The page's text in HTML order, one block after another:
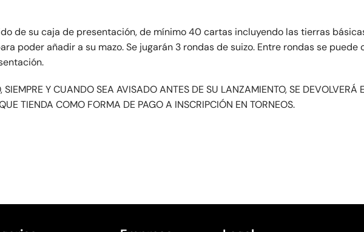
de su caja de presentación, de mínimo 40 cartas incluyendo las tierras
poder añadir a su mazo. Se jugarán 3 rondas de suizo. Entre rondas se puede
Y CUANDO SEA AVISADO ANTES DE SU LANZAMIENTO, SE DEVOLVERÁ
TIENDA COMO FORMA DE PAGO A INSCRIPCIÓN EN TORNEOS.